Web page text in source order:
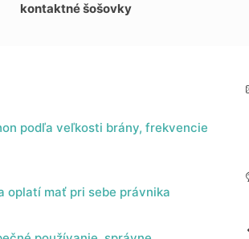
kontaktné šošovky
podľa veľkosti brány, frekvencie
oplatí mať pri sebe právnika